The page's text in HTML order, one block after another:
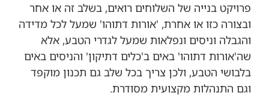
פרויקט בנייה של השלוחים רואים, בשלב זה או אחר
ובצורה כזו או אחרת, 'אורות דתוהו' שמעל לכל מדידה
והגבלה וניסים ונפלאות שמעל לגדרי הטבע, אלא
שה'אורות דתוהו' באים ב'כלים דתיקון' והניסים באים
בלבושי הטבע, ולכן צריך בכל שלב גם תכנון מוקפד
וגם התנהלות מקצועית מסודרת.